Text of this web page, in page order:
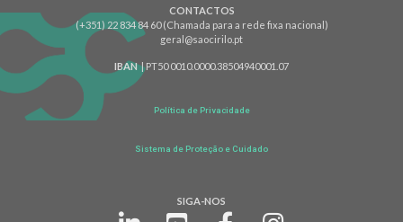
CONTACTOS
(+351) 22 834 84 60 (Chamada para a rede fixa nacional)
geral@saocirilo.pt
IBAN| PT50 0010.0000.38504940001.07
Política de Privacidade
Sistema de Proteção e Cuidado
SIGA-NOS